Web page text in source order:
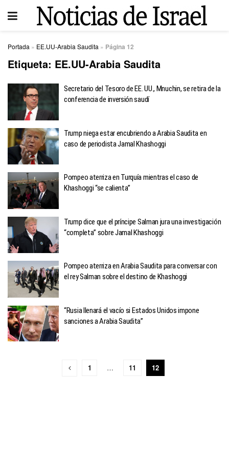
Portada » EE.UU-Arabia Saudita » Página 12
Etiqueta: EE.UU-Arabia Saudita
Secretario del Tesoro de EE. UU., Mnuchin, se retira de la
conferencia de inversión saudí
Trump niega estar encubriendo a Arabia Saudita en
caso de periodista Jamal Khashoggi
Pompeo aterriza en Turquía mientras el caso de
Khashoggi “se calienta”
Trump dice que el príncipe Salman jura una investigación
“completa” sobre Jamal Khashoggi
Pompeo aterriza en Arabia Saudita para conversar con
el rey Salman sobre el destino de Khashoggi
“Rusia llenará el vacío si Estados Unidos impone
sanciones a Arabia Saudita”
1 … 11 12